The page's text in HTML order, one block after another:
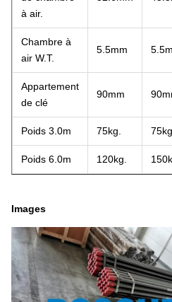
à air.
Chambre à
air W.T.
5.5mm
Appartement
de clé
90mm
Poids 3.0m 75kg. 75kg.
Poids 6.0m 120kg.
Images